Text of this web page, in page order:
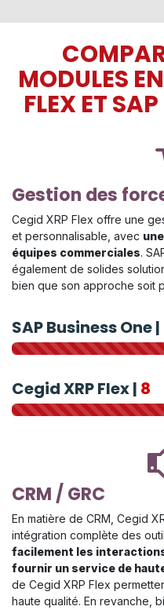
MODULES
FLEX ET
Gestion des
Cegid XRP Flex offre une
et personnalisable, avec
équipes commerciales.
également de solides
bien que son approche soit
SAP Business One |
Cegid XRP Flex | 8
CRM / GRC
En matière de CRM, Cegid
intégration complète des
facilement les
fournir un service de
de Cegid XRP Flex
haute qualité. En revanche,